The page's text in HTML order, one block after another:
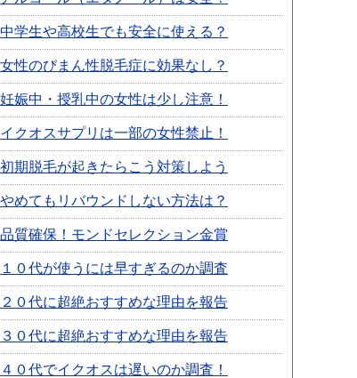
中学生や高校生でも安全に使える？
女性のびまん性脱毛症に効果なし？
妊娠中・授乳中の女性は少し注意！
イクオスサプリは一部の女性禁止！
初期脱毛が起きたらこう対策しよう
やめてもリバウンドしない方法は？
品質確保！モンドセレクション金賞
１０代が使うには早すぎるのか調査
２０代に超絶おすすめな理由を報告
３０代に超絶おすすめな理由を報告
４０代でイクオスは遅いのか調査！